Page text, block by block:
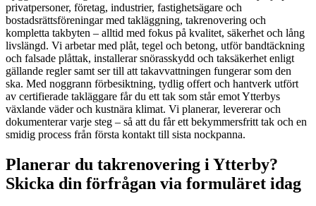
privatpersoner, företag, industrier, fastighetsägare och
bostadsrättsföreningar med takläggning, takrenovering och
kompletta takbyten – alltid med fokus på kvalitet, säkerhet och lång
livslängd. Vi arbetar med plåt, tegel och betong, utför bandtäckning
och falsade plåttak, installerar snörasskydd och taksäkerhet enligt
gällande regler samt ser till att takavvattningen fungerar som den
ska. Med noggrann förbesiktning, tydlig offert och hantverk utfört
av certifierade takläggare får du ett tak som står emot Ytterbys
växlande väder och kustnära klimat. Vi planerar, levererar och
dokumenterar varje steg – så att du får ett bekymmersfritt tak och en
smidig process från första kontakt till sista nockpanna.
Planerar du takrenovering i Ytterby?
Skicka din förfrågan via formuläret idag